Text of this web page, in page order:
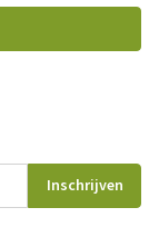
Inschrijven